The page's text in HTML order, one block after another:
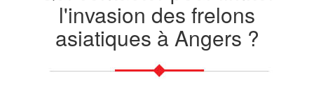
l'invasion des frelons
asiatiques à Angers ?